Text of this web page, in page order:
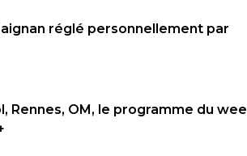
réglé personnellement par
Rennes, OM, le programme du